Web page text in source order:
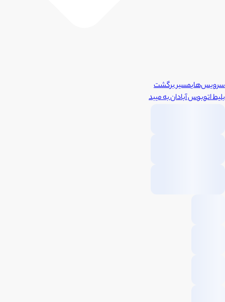
سرویس‌هایمسیر برگشت
بلیط اتوبوسآبادانبهمیبد